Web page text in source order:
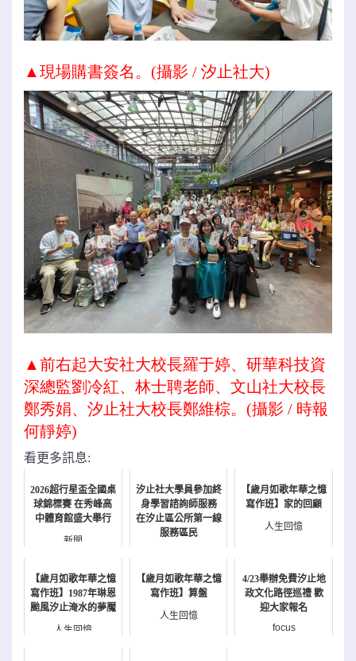
▲現場購書簽名。 (攝影 / 汐止社大)
▲前右起大安社大校長羅于婷、研華科技資
深總監劉冷紅、林士聘老師、文山社大校長
鄭秀娟、汐止社大校長鄭維棕。 (攝影 / 時報
何靜婷)
看更多訊息:
2026超行星盃全國桌
球錦標賽 在秀峰高
中體育館盛大舉行
新聞
汐止社大學員參加終
身學習諮詢師服務
在汐止區公所第一線
服務區民
【歲月如歌年華之憶
寫作班】家的回顧
人生回憶
【歲月如歌年華之憶
寫作班】1987年琳恩
颱風汐止淹水的夢魘
人生回憶
【歲月如歌年華之憶
寫作班】算盤
人生回憶
4/23舉辦免費汐止地
政文化路徑巡禮 歡
迎大家報名
focus